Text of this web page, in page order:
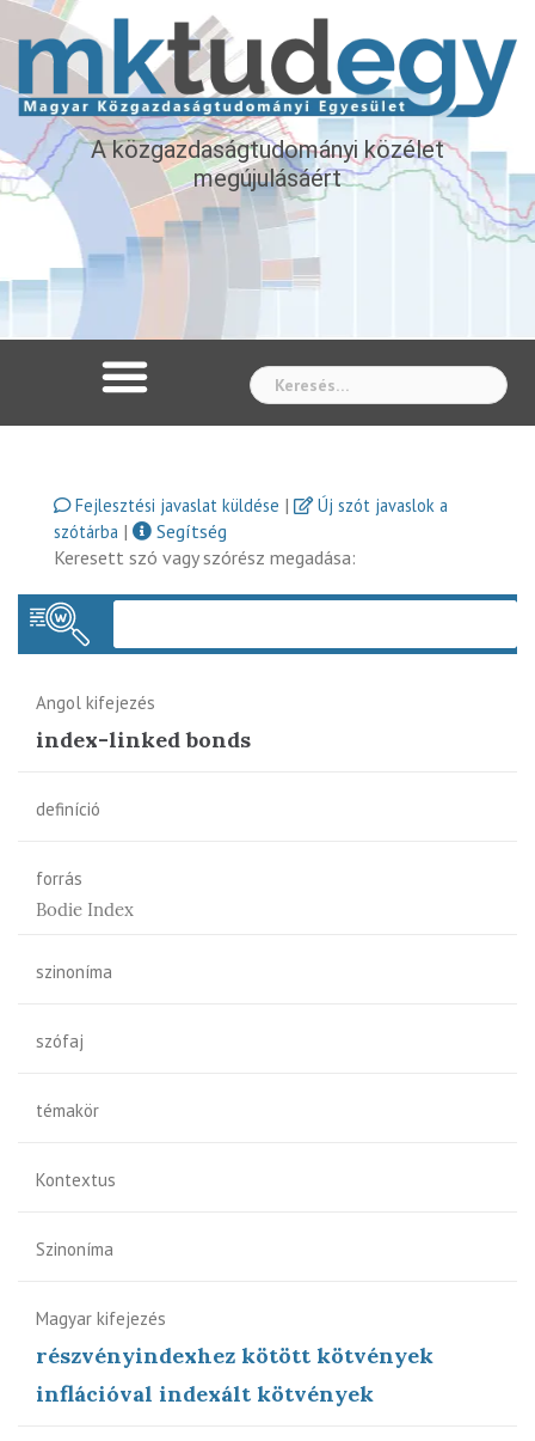
A közgazdaságtudományi közélet
megújulásáért
Fejlesztési javaslat küldése |
Új szót javaslok a
szótárba |
Segítség
Keresett szó vagy szórész megadása:
Angol kifejezés
index-linked bonds
definíció
forrás
Bodie Index
szinoníma
szófaj
témakör
Kontextus
Szinoníma
Magyar kifejezés
részvényindexhez kötött kötvények
inflációval indexált kötvények